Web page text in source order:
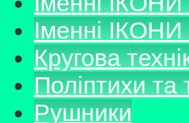
Іменні
Кругова
Поліптихи та
Рушники